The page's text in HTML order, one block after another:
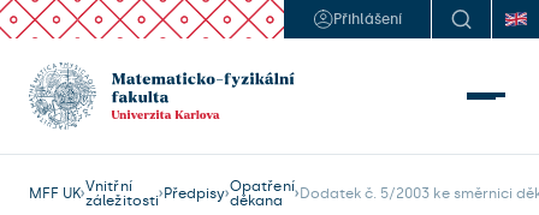
Přihlášení
MFF UK Vnitřní
záležitosti Předpisy Opatření
děkana
Dodatek č. 5/2003 ke směrnici